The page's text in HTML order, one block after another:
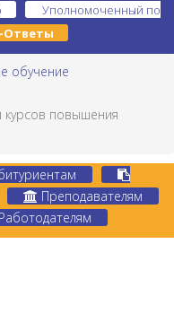
Уполномоченный по
Ответы
обучение
повышения
Преподавателям
Работодателям